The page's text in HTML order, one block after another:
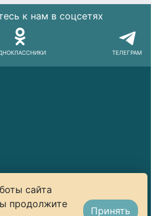
к нам в соцсетях
ТЕЛЕГРАМ
сайта
продолжите
Принять